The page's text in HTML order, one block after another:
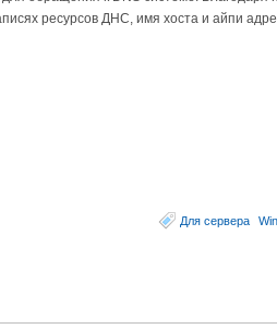
ресурсов ДНС, имя хоста и айпи
Для сервера